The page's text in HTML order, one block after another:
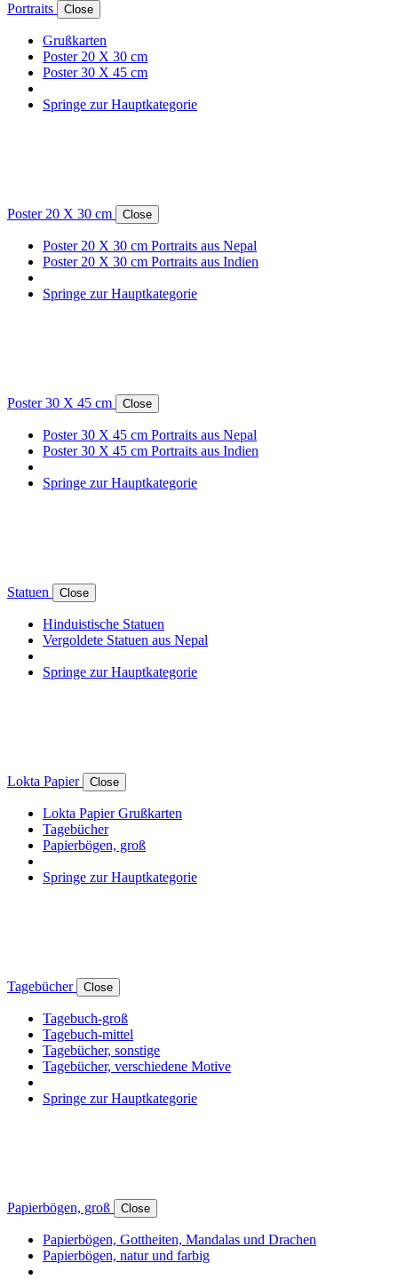
Portraits Close
Grußkarten
Poster 20 X 30 cm
Poster 30 X 45 cm
Springe zur Hauptkategorie
Poster 20 X 30 cm Close
Poster 20 X 30 cm Portraits aus Nepal
Poster 20 X 30 cm Portraits aus Indien
Springe zur Hauptkategorie
Poster 30 X 45 cm Close
Poster 30 X 45 cm Portraits aus Nepal
Poster 30 X 45 cm Portraits aus Indien
Springe zur Hauptkategorie
Statuen Close
Hinduistische Statuen
Vergoldete Statuen aus Nepal
Springe zur Hauptkategorie
Lokta Papier Close
Lokta Papier Grußkarten
Tagebücher
Papierbögen, groß
Springe zur Hauptkategorie
Tagebücher Close
Tagebuch-groß
Tagebuch-mittel
Tagebücher, sonstige
Tagebücher, verschiedene Motive
Springe zur Hauptkategorie
Papierbögen, groß Close
Papierbögen, Gottheiten, Mandalas und Drachen
Papierbögen, natur und farbig